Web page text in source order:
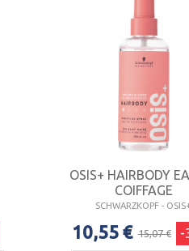
OSIS+ HAIRBODY
COIFFAGE
SCHWARZKOPF -
10,55 € 15,07 € -